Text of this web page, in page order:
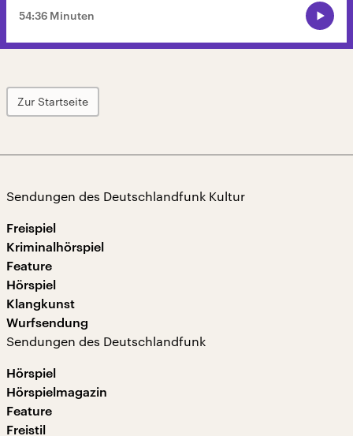
54:36 Minuten
Zur Startseite
Sendungen des Deutschlandfunk Kultur
Freispiel
Kriminalhörspiel
Feature
Hörspiel
Klangkunst
Wurfsendung
Sendungen des Deutschlandfunk
Hörspiel
Hörspielmagazin
Feature
Freistil